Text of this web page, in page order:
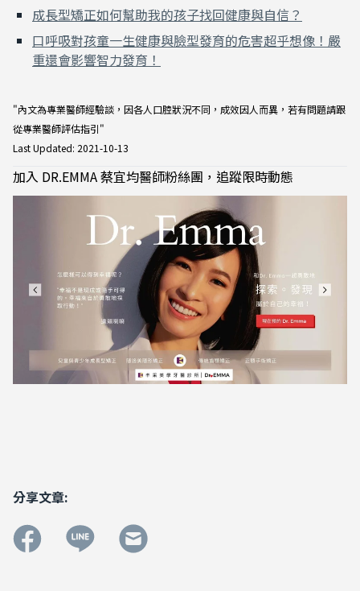
成長型矯正如何幫助我的孩子找回健康與自信？
口呼吸對孩童一生健康與臉型發育的危害超乎想像！嚴
重還會影響智力發育！
"內文為專業醫師經驗談，因各人口腔狀況不同，成效因人而異，若有問題請跟
從專業醫師評估指引"
Last Updated: 2021-10-13
加入 DR.EMMA 蔡宜均醫師粉絲團，追蹤限時動態
分享文章: